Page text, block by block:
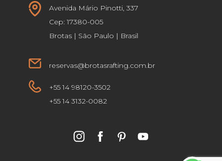
Avenida Mário Pinotti, 337
Cep: 17380-005
Brotas | São Paulo | Brasil
reservas@brotasrafting.com.br
+55 14 98120-3502
+55 14 3132-0082